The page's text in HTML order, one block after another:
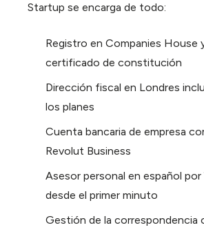
Startup se encarga de todo:
Registro en Companies House
certificado de constitución
Dirección fiscal en Londres
los planes
Cuenta bancaria de empresa
Revolut Business
Asesor personal en español
desde el primer minuto
Gestión de la correspondencia